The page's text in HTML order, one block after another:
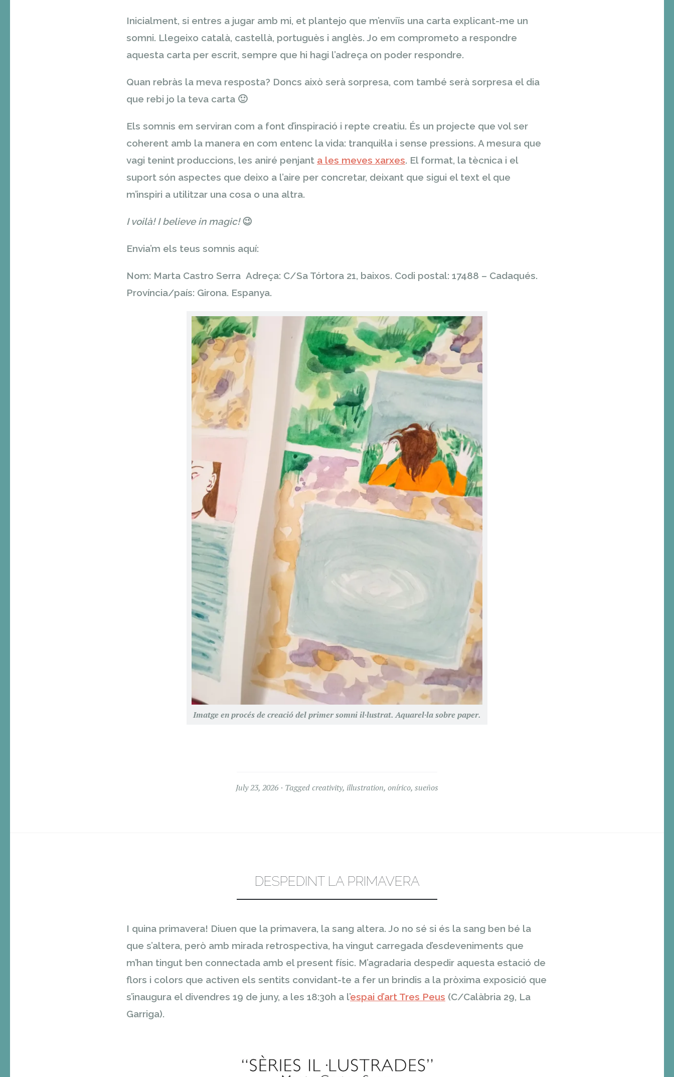
Inicialment, si entres a jugar amb mi, et plantejo que m’enviïs una carta explicant-me un
somni. Llegeixo català, castellà, portuguès i anglès. Jo em comprometo a respondre
aquesta carta per escrit, sempre que hi hagi l’adreça on poder respondre.
Quan rebràs la meva resposta? Doncs això serà sorpresa, com també serà sorpresa el dia
que rebi jo la teva carta 🙂
Els somnis em serviran com a font d’inspiració i repte creatiu. És un projecte que vol ser
coherent amb la manera en com entenc la vida: tranquil·la i sense pressions. A mesura que
vagi tenint produccions, les aniré penjant a les meves xarxes. El format, la tècnica i el
suport són aspectes que deixo a l’aire per concretar, deixant que sigui el text el que
m’inspiri a utilitzar una cosa o una altra.
I voilà! I believe in magic!😉
Envia’m els teus somnis aquí:
Nom: Marta Castro Serra Adreça: C/Sa Tórtora 21, baixos. Codi postal: 17488 – Cadaqués.
Província/país: Girona. Espanya.
Imatge en procés de creació del primer somni il·lustrat. Aquarel·la sobre paper.
July 23, 2026 Taggedcreativity, illustration, onírico, sueños
DESPEDINT LA PRIMAVERA
I quina primavera! Diuen que la primavera, la sang altera. Jo no sé si és la sang ben bé la
que s’altera, però amb mirada retrospectiva, ha vingut carregada d’esdeveniments que
m’han tingut ben connectada amb el present físic. M’agradaria despedir aquesta estació de
flors i colors que activen els sentits convidant-te a fer un brindis a la pròxima exposició que
s’inaugura el divendres 19 de juny, a les 18:30h a l’espai d’art Tres Peus (C/Calàbria 29, La
Garriga).